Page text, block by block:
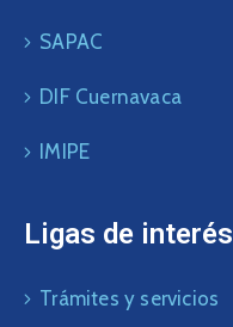
SAPAC
DIF Cuernavaca
IMIPE
Ligas de interés
Trámites y servicios